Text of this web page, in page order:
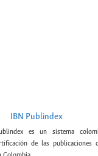
IBN Publindex
es un sistema
de las publicaciones